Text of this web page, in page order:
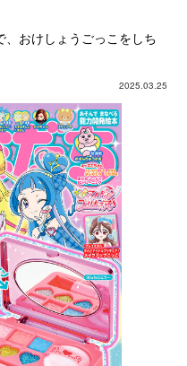
おけしょうごっこをしち
2025.03.25